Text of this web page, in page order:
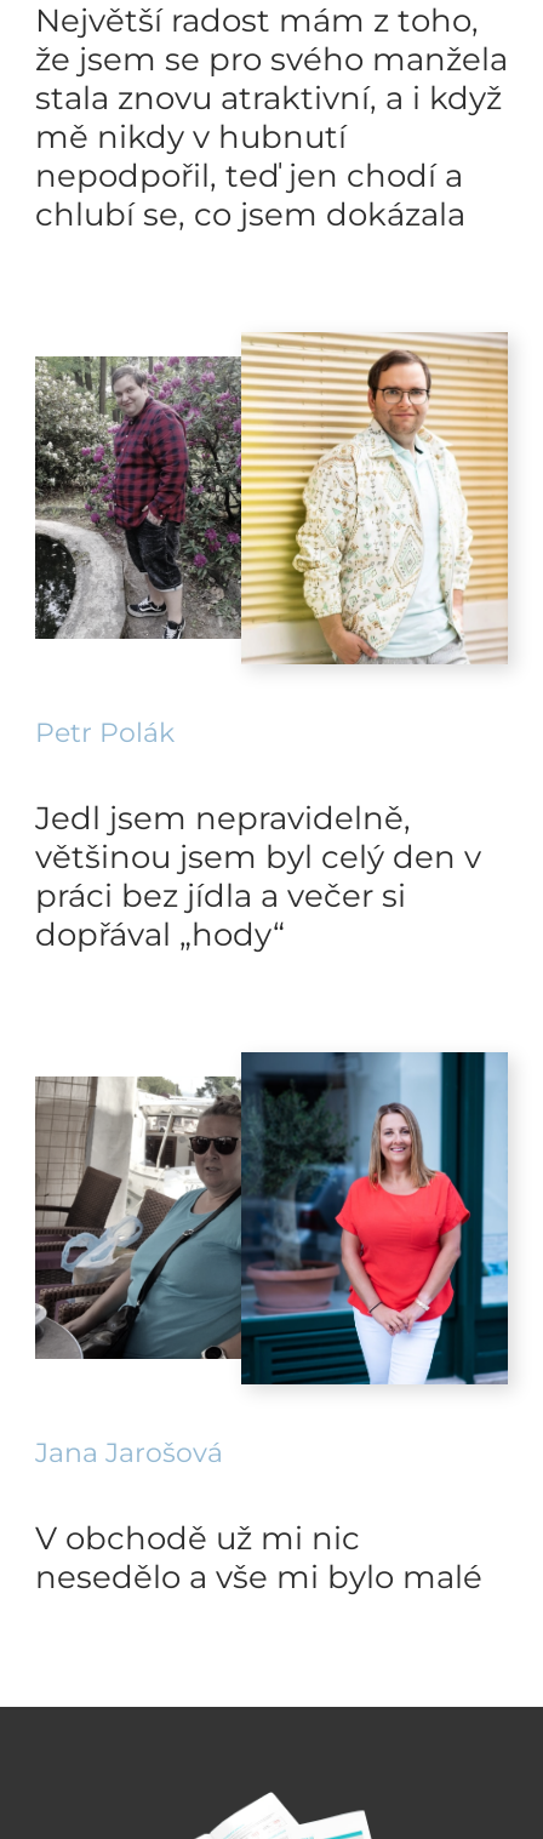
Největší radost mám z toho,
že jsem se pro svého manžela
stala znovu atraktivní, a i když
mě nikdy v hubnutí
nepodpořil, teď jen chodí a
chlubí se, co jsem dokázala
Petr Polák
Jedl jsem nepravidelně,
většinou jsem byl celý den v
práci bez jídla a večer si
dopřával „hody“
Jana Jarošová
V obchodě už mi nic
nesedělo a vše mi bylo malé